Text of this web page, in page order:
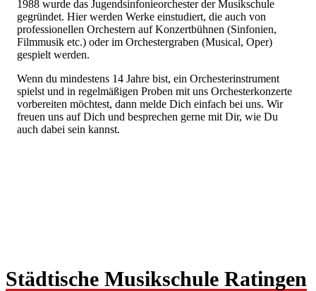
1988 wurde das Jugendsinfonieorchester der Musikschule
gegründet. Hier werden Werke einstudiert, die auch von
professionellen Orchestern auf Konzertbühnen (Sinfonien,
Filmmusik etc.) oder im Orchestergraben (Musical, Oper)
gespielt werden.
Wenn du mindestens 14 Jahre bist, ein Orchesterinstrument
spielst und in regelmäßigen Proben mit uns Orchesterkonzerte
vorbereiten möchtest, dann melde Dich einfach bei uns. Wir
freuen uns auf Dich und besprechen gerne mit Dir, wie Du
auch dabei sein kannst.
Städtische Musikschule Ratingen